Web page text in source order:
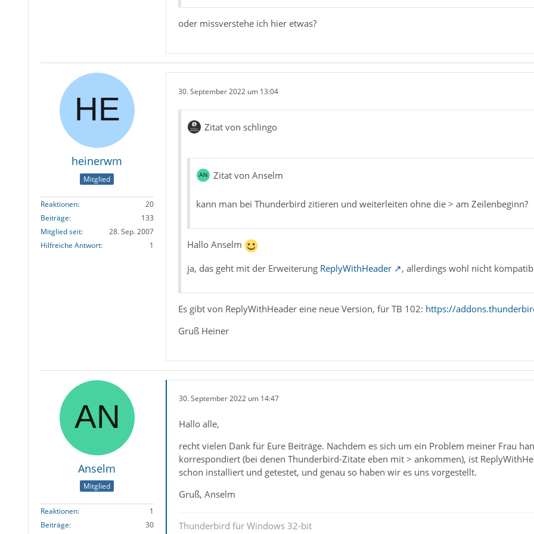
oder missverstehe ich hier etwas?
heinerwm
Mitglied
Reaktionen
20
Beiträge
133
Mitglied seit
28. Sep. 2007
Hilfreiche Antwort
1
30. September 2022 um 13:04
Zitat von schlingo
Zitat von Anselm
kann man bei Thunderbird zitieren und weiterleiten ohne die > am Zeilenbeginn?
Hallo Anselm
ja, das geht mit der Erweiterung ReplyWithHeader , allerdings wohl nicht
Es gibt von ReplyWithHeader eine neue Version, für TB 102: https://
Gruß Heiner
Anselm
Mitglied
Reaktionen
1
Beiträge
30
30. September 2022 um 14:47
Hallo alle,
recht vielen Dank für Eure Beiträge. Nachdem es sich um ein Problem meiner Frau
korrespondiert (bei denen Thunderbird-Zitate eben mit > ankommen), ist
schon installiert und getestet, und genau so haben wir es uns vorgestellt.
Gruß, Anselm
Thunderbird für Windows 32-bit